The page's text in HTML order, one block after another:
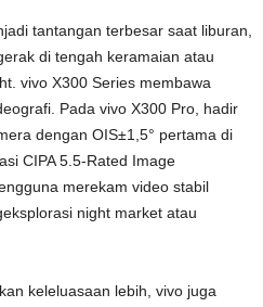
tantangan terbesar saat liburan,
di tengah keramaian atau
vivo X300 Series membawa
Pada vivo X300 Pro, hadir
dengan OIS±1,5° pertama di
CIPA 5.5-Rated Image
merekam video stabil
night market atau
keleluasaan lebih, vivo juga